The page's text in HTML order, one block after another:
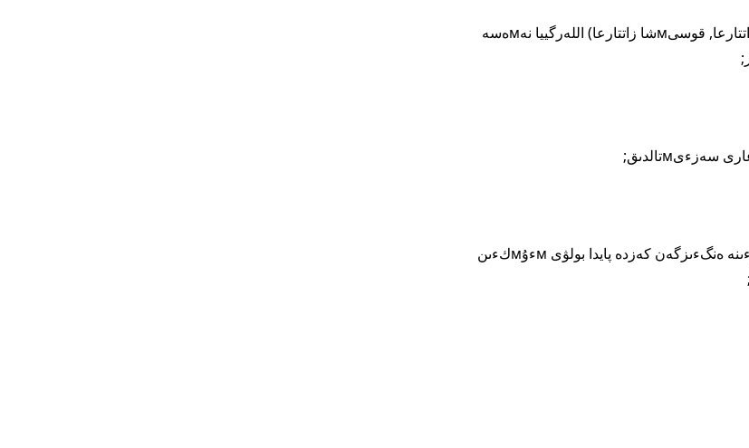
1) ۆاكцينانىڭ قانداي دا بءىر كوмپونەنتءىنە (بەلسەندءى زاتتارعا, قوسىмشا زاتتارعا) اللەرگييا نەмەسە
3) جوعارى تەмپەراتۋرا نەмەسە ۆاكцينانى بۇلشىقەت ءىشءىنە ەنگءىزگەن كەزدە پايدا بولۋى мءۇмكءىن